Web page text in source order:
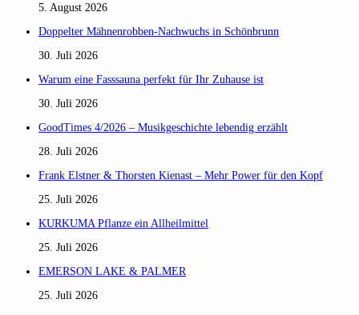
5. August 2026
Doppelter Mähnenrobben-Nachwuchs in Schönbrunn
30. Juli 2026
Warum eine Fasssauna perfekt für Ihr Zuhause ist
30. Juli 2026
GoodTimes 4/2026 – Musikgeschichte lebendig erzählt
28. Juli 2026
Frank Elstner & Thorsten Kienast – Mehr Power für den Kopf
25. Juli 2026
KURKUMA Pflanze ein Allheilmittel
25. Juli 2026
EMERSON LAKE & PALMER
25. Juli 2026